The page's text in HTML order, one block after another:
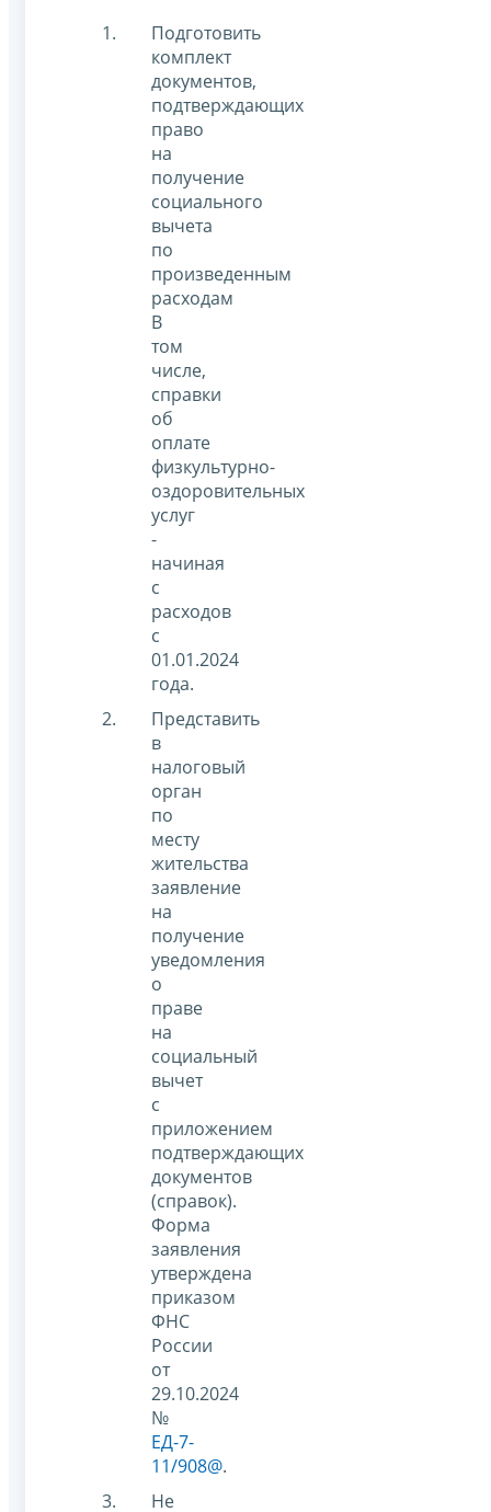
Подготовить
комплект
документов,
подтверждающих
право
на
получение
социального
вычета
по
произведенным
расходам
В
том
числе,
справки
об
оплате
физкультурно-
оздоровительных
услуг
-
начиная
с
расходов
с
01.01.2024
года.
Представить
в
налоговый
орган
по
месту
жительства
заявление
на
получение
уведомления
о
праве
на
социальный
вычет
с
приложением
подтверждающих
документов
(справок).
Форма
заявления
утверждена
приказом
ФНС
России
от
29.10.2024
№
ЕД-7-
11/908@.
Не